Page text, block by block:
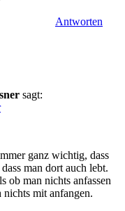
Antworten
sagt:
ganz wichtig, dass
man dort auch lebt.
ob man nichts anfassen
mit anfangen.